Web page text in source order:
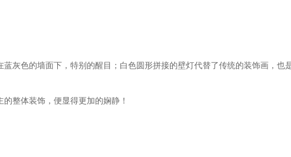
灰色的墙面下，特别的醒目；白色圆形拼接的壁灯代替了传统的装饰画，也
整体装饰，便显得更加的娴静！